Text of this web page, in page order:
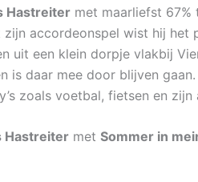
Hastreiter met maarliefst 67%
zijn accordeonspel wist hij het
uit een klein dorpje vlakbij
is daar mee door blijven
zoals voetbal, fietsen en
Hastreiter met Sommer in